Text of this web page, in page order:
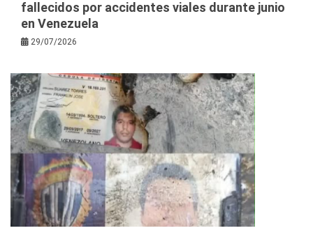
fallecidos por accidentes viales durante junio
en Venezuela
29/07/2026